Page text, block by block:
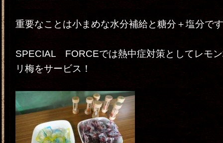
重要なことは小まめな水分補給と糖分＋塩分で
SPECIAL FORCEでは熱中症対策としてレモ
リ梅をサービス！